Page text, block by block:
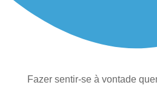
Fazer sentir-se à vontade